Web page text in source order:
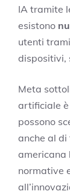
IA tramite
esistono
utenti
dispositivi,
Meta
artificiale
possono
anche al
americana
normative